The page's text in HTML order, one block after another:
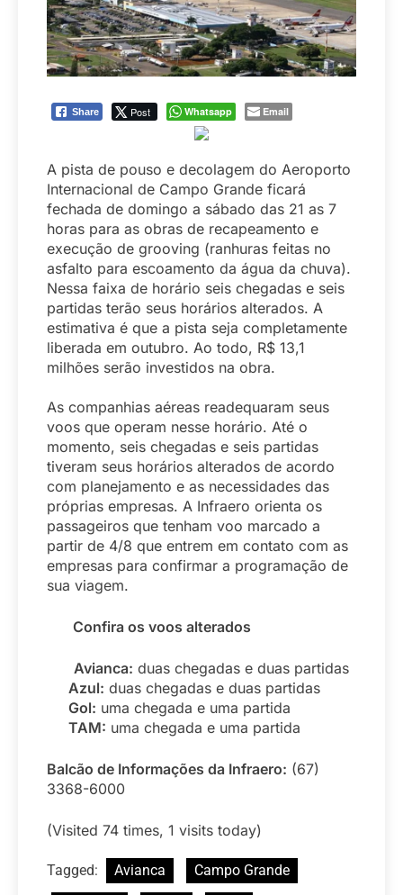
Share Post Whatsapp Email
A pista de pouso e decolagem do Aeroporto
Internacional de Campo Grande ficará
fechada de domingo a sábado das 21 as 7
horas para as obras de recapeamento e
execução de grooving (ranhuras feitas no
asfalto para escoamento da água da chuva).
Nessa faixa de horário seis chegadas e seis
partidas terão seus horários alterados. A
estimativa é que a pista seja completamente
liberada em outubro. Ao todo, R$ 13,1
milhões serão investidos na obra.
As companhias aéreas readequaram seus
voos que operam nesse horário. Até o
momento, seis chegadas e seis partidas
tiveram seus horários alterados de acordo
com planejamento e as necessidades das
próprias empresas. A Infraero orienta os
passageiros que tenham voo marcado a
partir de 4/8 que entrem em contato com as
empresas para confirmar a programação de
sua viagem.
Confira os voos alterados
Avianca: duas chegadas e duas partidas
Azul: duas chegadas e duas partidas
Gol: uma chegada e uma partida
TAM: uma chegada e uma partida
Balcão de Informações da Infraero: (67)
3368-6000
(Visited 74 times, 1 visits today)
Tagged: Avianca
Campo Grande